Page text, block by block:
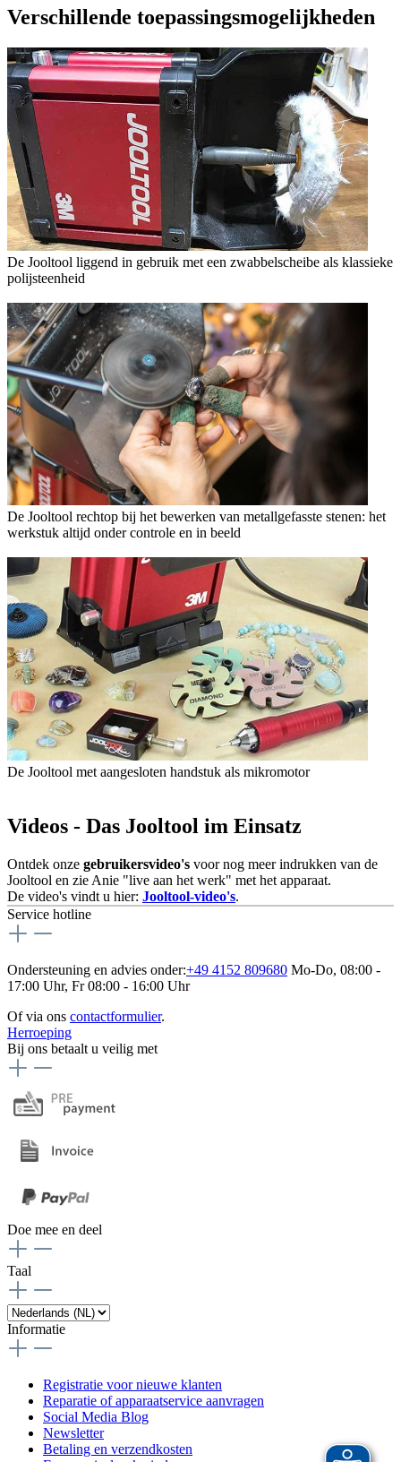
Verschillende toepassingsmogelijkheden
De Jooltool liggend in gebruik met een zwabbelscheibe als klassieke
polijsteenheid
De Jooltool rechtop bij het bewerken van metallgefasste stenen: het
werkstuk altijd onder controle en in beeld
De Jooltool met aangesloten handstuk als mikromotor
Videos - Das Jooltool im Einsatz
Ontdek onze gebruikersvideo's voor nog meer indrukken van de
Jooltool en zie Anie "live aan het werk" met het apparaat.
De video's vindt u hier: Jooltool-video's.
Service hotline
Ondersteuning en advies onder:+49 4152 809680 Mo-Do, 08:00 -
17:00 Uhr, Fr 08:00 - 16:00 Uhr
Of via ons contactformulier.
Herroeping
Bij ons betaalt u veilig met
Doe mee en deel
Taal
Informatie
Registratie voor nieuwe klanten
Reparatie of apparaatservice aanvragen
Social Media Blog
Newsletter
Betaling en verzendkosten